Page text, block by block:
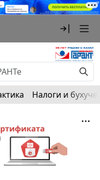
Налоги и